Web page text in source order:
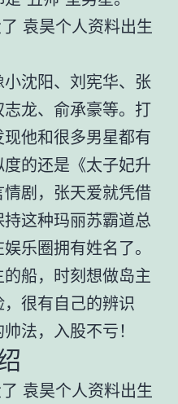
沈阳、刘宪华、张
龙、俞承豪等。打
他和很多男星都有
的还是《太子妃升
剧，张天爱就凭借
这种玛丽苏霸道总
乐圈拥有姓名了。
船，时刻想做岛主
很有自己的辨识
法，入股不亏！